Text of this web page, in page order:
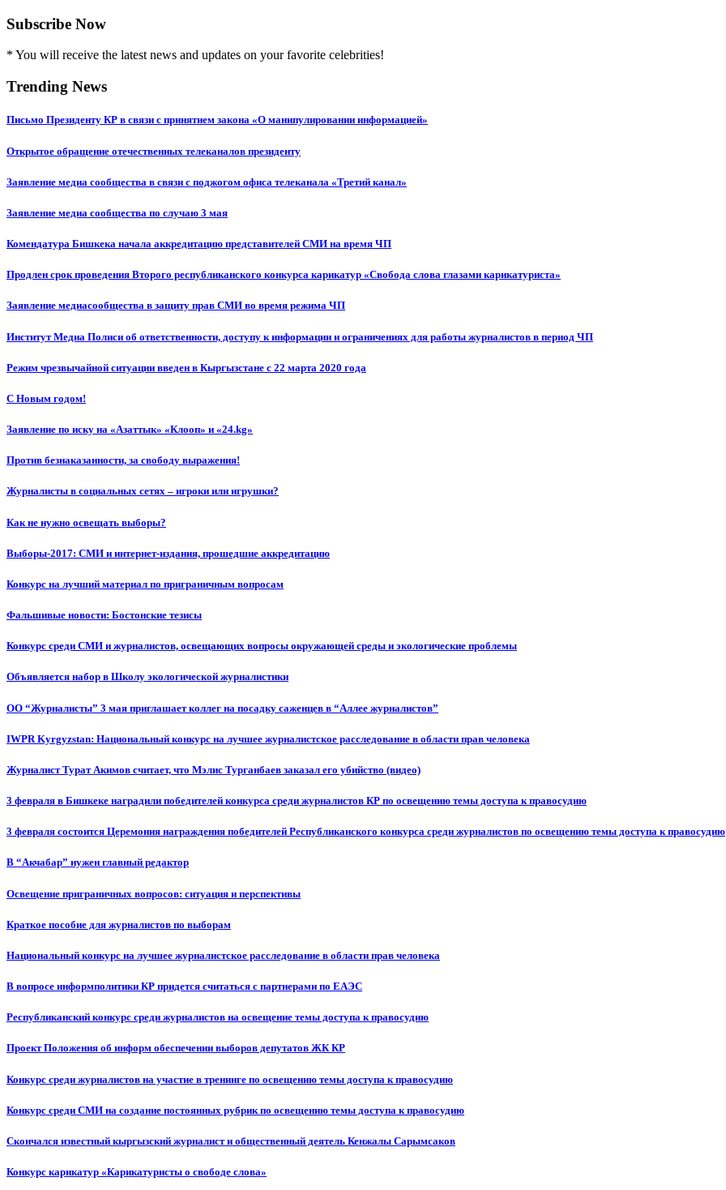
Subscribe Now
* You will receive the latest news and updates on your favorite celebrities!
Trending News
Письмо Президенту КР в связи с принятием закона «О манипулировании информацией»
Открытое обращение отечественных телеканалов президенту
Заявление медиа сообщества в связи с поджогом офиса телеканала «Третий канал»
Заявление медиа сообщества по случаю 3 мая
Комендатура Бишкека начала аккредитацию представителей СМИ на время ЧП
Продлен срок проведения Второго республиканского конкурса карикатур «Свобода слова глазами карикатуриста»
Заявление медиасообщества в защиту прав СМИ во время режима ЧП
Институт Медиа Полиси об ответственности, доступу к информации и ограничениях для работы журналистов в период ЧП
Режим чрезвычайной ситуации введен в Кыргызстане с 22 марта 2020 года
С Новым годом!
Заявление по иску на «Азаттык» «Клооп» и «24.kg»
Против безнаказанности, за свободу выражения!
Журналисты в социальных сетях – игроки или игрушки?
Как не нужно освещать выборы?
Выборы-2017: СМИ и интернет-издания, прошедшие аккредитацию
Конкурс на лучший материал по приграничным вопросам
Фальшивые новости: Бостонские тезисы
Конкурс среди СМИ и журналистов, освещающих вопросы окружающей среды и экологические проблемы
Объявляется набор в Школу экологической журналистики
ОО “Журналисты” 3 мая приглашает коллег на посадку саженцев в “Аллее журналистов”
IWPR Kyrgyzstan: Национальный конкурс на лучшее журналистское расследование в области прав человека
Журналист Турат Акимов считает, что Мэлис Турганбаев заказал его убийство (видео)
3 февраля в Бишкеке наградили победителей конкурса среди журналистов КР по освещению темы доступа к правосудию
3 февраля состоится Церемония награждения победителей Республиканского конкурса среди журналистов по освещению темы доступа к правосудию
В “Акчабар” нужен главный редактор
Освещение приграничных вопросов: ситуация и перспективы
Краткое пособие для журналистов по выборам
Национальный конкурс на лучшее журналистское расследование в области прав человека
В вопросе информполитики КР придется считаться с партнерами по ЕАЭС
Республиканский конкурс среди журналистов на освещение темы доступа к правосудию
Проект Положения об информ обеспечении выборов депутатов ЖК КР
Конкурс среди журналистов на участие в тренинге по освещению темы доступа к правосудию
Конкурс среди СМИ на создание постоянных рубрик по освещению темы доступа к правосудию
Скончался известный кыргызский журналист и общественный деятель Кенжалы Сарымсаков
Конкурс карикатур «Карикатуристы о свободе слова»